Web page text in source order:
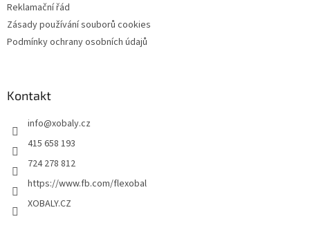
Reklamační řád
Zásady používání souborů cookies
Podmínky ochrany osobních údajů
Kontakt
info@xobaly.cz
415 658 193
724 278 812
https://www.fb.com/flexobal
XOBALY.CZ